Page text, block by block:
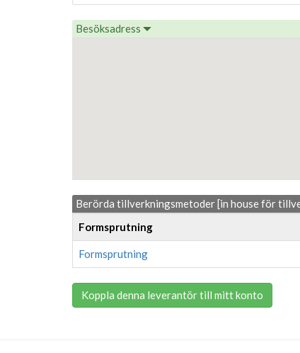
Besöksadress
Berörda tillverkningsmetoder [in house för
Formsprutning
Formsprutning
Koppla denna leverantör till mitt konto